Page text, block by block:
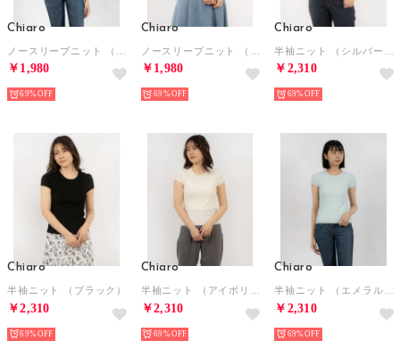
Chiaro
￥1,980
69%
Chiaro
￥1,980
69%
Chiaro
￥2,310
69%
Chiaro
半袖ニット （ブラック）
￥2,310
69%
Chiaro
半袖ニット （アイボリー）
￥2,310
69%
Chiaro
半袖ニット （エメラルド）
￥2,310
69%